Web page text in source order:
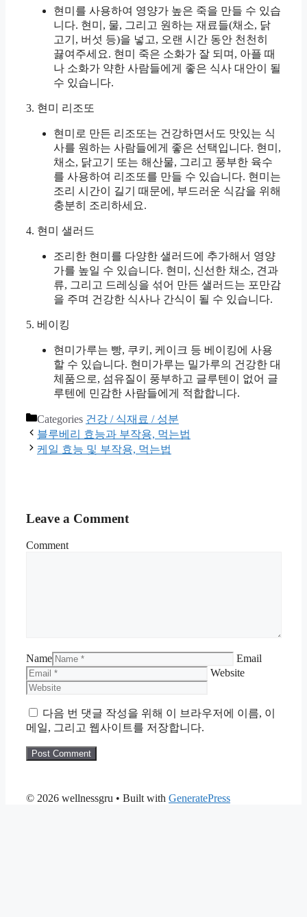
현미를 사용하여 영양가 높은 죽을 만들 수 있습
니다. 현미, 물, 그리고 원하는 재료들(채소, 닭
고기, 버섯 등)을 넣고, 오랜 시간 동안 천천히
끓여주세요. 현미 죽은 소화가 잘 되며, 아플 때
나 소화가 약한 사람들에게 좋은 식사 대안이 될
수 있습니다.
3. 현미 리조또
현미로 만든 리조또는 건강하면서도 맛있는 식
사를 원하는 사람들에게 좋은 선택입니다. 현미,
채소, 닭고기 또는 해산물, 그리고 풍부한 육수
를 사용하여 리조또를 만들 수 있습니다. 현미는
조리 시간이 길기 때문에, 부드러운 식감을 위해
충분히 조리하세요.
4. 현미 샐러드
조리한 현미를 다양한 샐러드에 추가해서 영양
가를 높일 수 있습니다. 현미, 신선한 채소, 견과
류, 그리고 드레싱을 섞어 만든 샐러드는 포만감
을 주며 건강한 식사나 간식이 될 수 있습니다.
5. 베이킹
현미가루는 빵, 쿠키, 케이크 등 베이킹에 사용
할 수 있습니다. 현미가루는 밀가루의 건강한 대
체품으로, 섬유질이 풍부하고 글루텐이 없어 글
루텐에 민감한 사람들에게 적합합니다.
Categories 건강 / 식재료 / 성분
블루베리 효능과 부작용, 먹는법
케일 효능 및 부작용, 먹는법
Leave a Comment
Comment
Name
Email
Website
다음 번 댓글 작성을 위해 이 브라우저에 이름, 이
메일, 그리고 웹사이트를 저장합니다.
© 2026 wellnessgru • Built with GeneratePress